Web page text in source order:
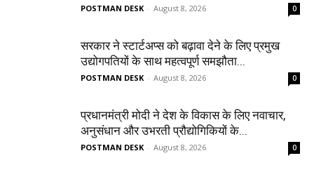
POSTMAN DESK - August 8, 2026 0
सरकार ने स्टार्टअप्‍स को बढ़ावा देने के लिए प्रमुख
उद्योगपतियों के साथ महत्‍वपूर्ण समझौता...
POSTMAN DESK - August 8, 2026 0
प्रधानमंत्री मोदी ने देश के विकास के लिए नवाचार,
अनुसंधान और उभरती प्रौद्योगिकियों के...
POSTMAN DESK - August 8, 2026 0